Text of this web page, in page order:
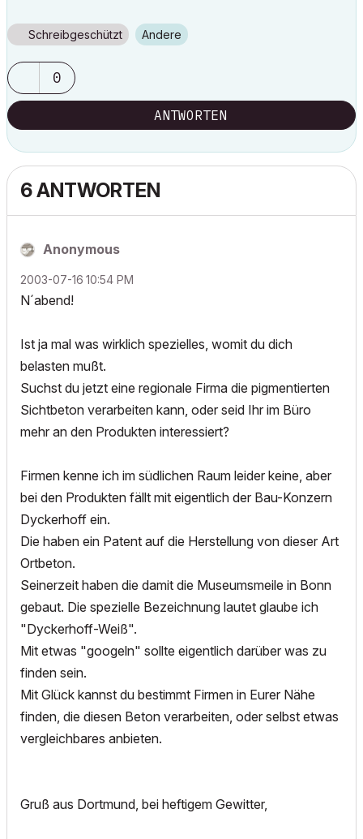
Schreibgeschützt Andere
0
ANTWORTEN
6 ANTWORTEN
Anonymous
‎2003-07-16 10:54 PM
N´abend!
Ist ja mal was wirklich spezielles, womit du dich
belasten mußt.
Suchst du jetzt eine regionale Firma die pigmentierten
Sichtbeton verarbeiten kann, oder seid Ihr im Büro
mehr an den Produkten interessiert?
Firmen kenne ich im südlichen Raum leider keine, aber
bei den Produkten fällt mit eigentlich der Bau-Konzern
Dyckerhoff ein.
Die haben ein Patent auf die Herstellung von dieser Art
Ortbeton.
Seinerzeit haben die damit die Museumsmeile in Bonn
gebaut. Die spezielle Bezeichnung lautet glaube ich
"Dyckerhoff-Weiß".
Mit etwas "googeln" sollte eigentlich darüber was zu
finden sein.
Mit Glück kannst du bestimmt Firmen in Eurer Nähe
finden, die diesen Beton verarbeiten, oder selbst etwas
vergleichbares anbieten.
Gruß aus Dortmund, bei heftigem Gewitter,